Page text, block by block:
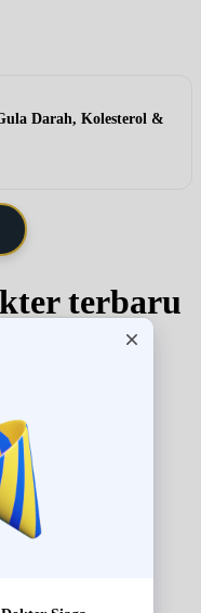
Darah, Kolesterol &
terbaru